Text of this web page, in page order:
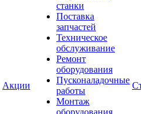
Акции
станки
Поставка
запчастей
Техническое
обслуживание
Ремонт
оборудования
Пусконаладочные
работы
Монтаж
оборудования